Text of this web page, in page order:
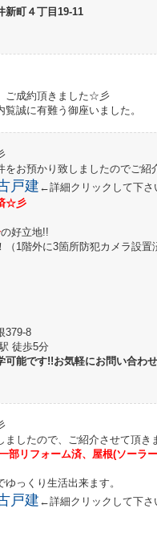
新町４丁目19-11
ご成約頂きました☆彡
誠に有難う御座いました。
をお預かり致しましたのでご紹
戸建 ←詳細クリックして下さ
☆彡
の好立地!!
1階外に3箇所防犯カメラ設置
379-8
徒歩5分
可能です!!お気軽にお問い合わ
したので、ご紹介させて頂き
部リフォーム済、屋根(ソーラ
ゆっくり生活出来ます。
戸建 ←詳細クリックして下さ